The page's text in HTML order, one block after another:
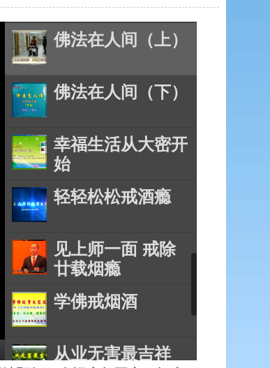
佛法在人间（上）
佛法在人间（下）
幸福生活从大密开
始
轻轻松松戒酒瘾
见上师一面 戒除
廿载烟瘾
学佛戒烟酒
从业无害最吉祥